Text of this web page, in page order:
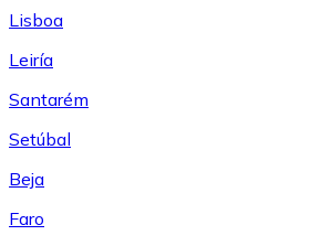
Lisboa
Leiría
Santarém
Setúbal
Beja
Faro